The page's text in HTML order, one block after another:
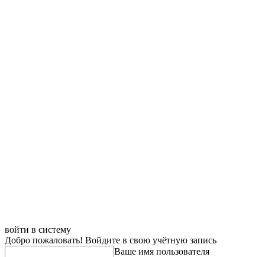
войти в систему
Добро пожаловать! Войдите в свою учётную запись
Ваше имя пользователя